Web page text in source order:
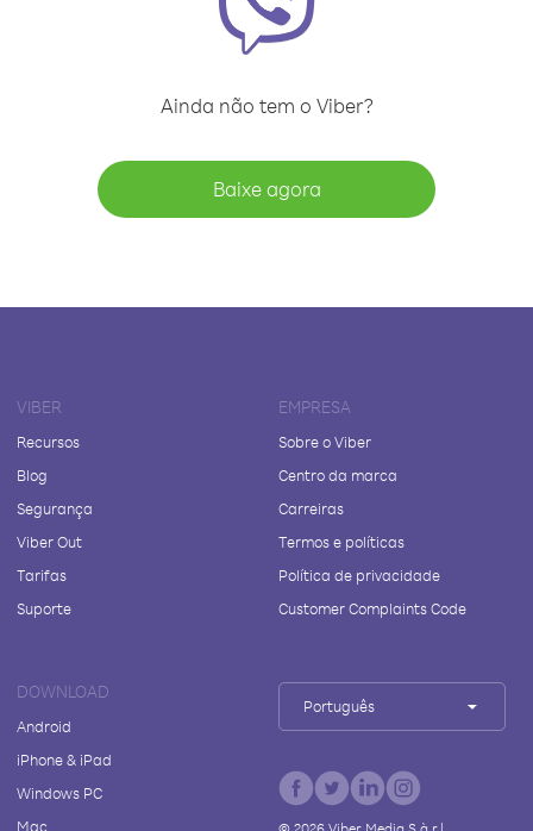
Ainda não tem o Viber?
Baixe agora
VIBER
Recursos
Blog
Segurança
Viber Out
Tarifas
Suporte
EMPRESA
Sobre o Viber
Centro da marca
Carreiras
Termos e políticas
Política de privacidade
Customer Complaints Code
DOWNLOAD
Android
iPhone & iPad
Windows PC
Mac
Português